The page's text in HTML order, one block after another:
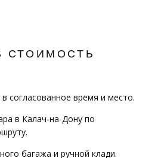
СТОИМОСТЬ
согласованное время и место.
в Калач-на-Дону по
багажа и ручной клади.